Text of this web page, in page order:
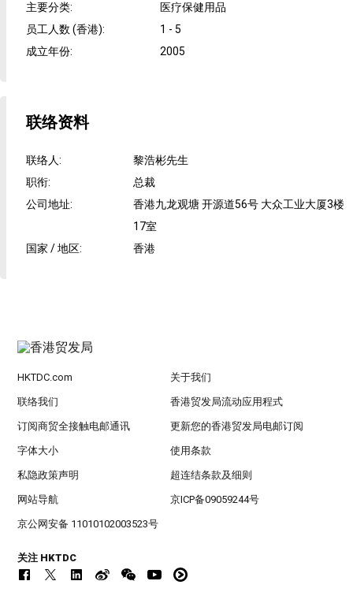
主要分类:
医疗保健用品
员工人数 (香港):
1 - 5
成立年份: 2005
联络资料
联络人:
黎浩彬先生
职衔:
总裁
公司地址:
香港九龙观塘 开源道56号 大众工业大厦3楼
17室
国家 / 地区: 香港
HKTDC.com 关于我们
联络我们 香港贸发局流动应用程式
订阅商贸全接触电邮通讯 更新您的香港贸发局电邮订阅
字体大小 使用条款
私隐政策声明 超连结条款及细则
网站导航 京ICP备09059244号
京公网安备 11010102003523号
关注 HKTDC